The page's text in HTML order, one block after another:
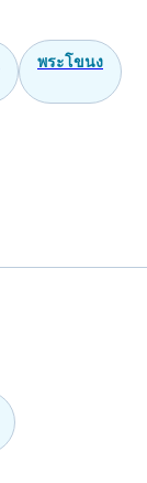
พระโขนง